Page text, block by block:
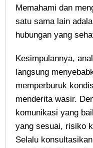
Memahami dan
satu sama lain
hubungan yang
Kesimpulannya,
langsung
memperburuk
menderita wasir.
komunikasi yang
yang sesuai, risiko
Selalu